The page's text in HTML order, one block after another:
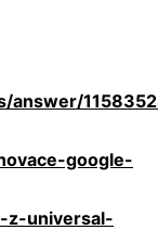
answer/
google-
z-universal-